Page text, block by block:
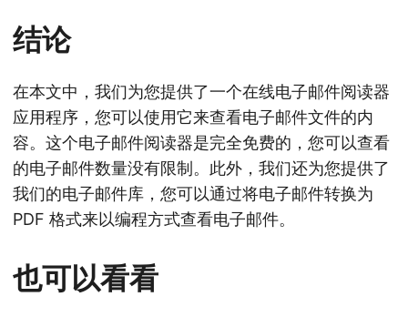
结论
在本文中，我们为您提供了一个在线电子邮件阅读器
应用程序，您可以使用它来查看电子邮件文件的内
容。这个电子邮件阅读器是完全免费的，您可以查看
的电子邮件数量没有限制。此外，我们还为您提供了
我们的电子邮件库，您可以通过将电子邮件转换为
PDF 格式来以编程方式查看电子邮件。
也可以看看